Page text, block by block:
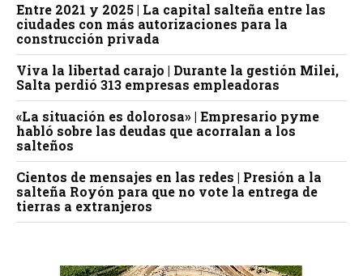
Entre 2021 y 2025 | La capital salteña entre las
ciudades con más autorizaciones para la
construcción privada
Viva la libertad carajo | Durante la gestión Milei,
Salta perdió 313 empresas empleadoras
«La situación es dolorosa» | Empresario pyme
habló sobre las deudas que acorralan a los
salteños
Cientos de mensajes en las redes | Presión a la
salteña Royón para que no vote la entrega de
tierras a extranjeros